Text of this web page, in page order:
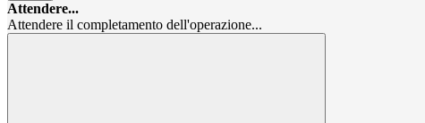
Attendere...
Attendere il completamento dell'operazione...